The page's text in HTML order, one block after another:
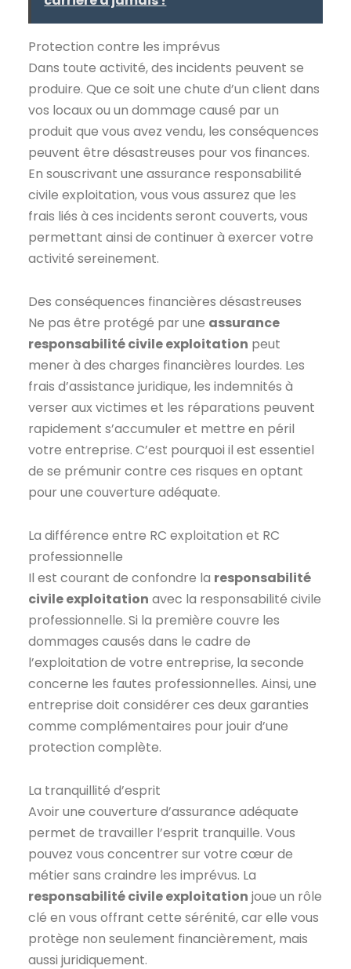
Protection contre les imprévus
Dans toute activité, des incidents peuvent se
produire. Que ce soit une chute d’un client dans
vos locaux ou un dommage causé par un
produit que vous avez vendu, les conséquences
peuvent être désastreuses pour vos finances.
En souscrivant une assurance responsabilité
civile exploitation, vous vous assurez que les
frais liés à ces incidents seront couverts, vous
permettant ainsi de continuer à exercer votre
activité sereinement.
Des conséquences financières désastreuses
Ne pas être protégé par une assurance
responsabilité civile exploitation peut
mener à des charges financières lourdes. Les
frais d’assistance juridique, les indemnités à
verser aux victimes et les réparations peuvent
rapidement s’accumuler et mettre en péril
votre entreprise. C’est pourquoi il est essentiel
de se prémunir contre ces risques en optant
pour une couverture adéquate.
La différence entre RC exploitation et RC
professionnelle
Il est courant de confondre la responsabilité
civile exploitation avec la responsabilité civile
professionnelle. Si la première couvre les
dommages causés dans le cadre de
l’exploitation de votre entreprise, la seconde
concerne les fautes professionnelles. Ainsi, une
entreprise doit considérer ces deux garanties
comme complémentaires pour jouir d’une
protection complète.
La tranquillité d’esprit
Avoir une couverture d’assurance adéquate
permet de travailler l’esprit tranquille. Vous
pouvez vous concentrer sur votre cœur de
métier sans craindre les imprévus. La
responsabilité civile exploitation joue un rôle
clé en vous offrant cette sérénité, car elle vous
protège non seulement financièrement, mais
aussi juridiquement.